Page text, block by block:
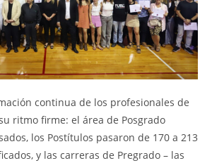
continua de los profesionales de
ritmo firme: el área de Posgrado
los Postítulos pasaron de 170 a 213
y las carreras de Pregrado – las